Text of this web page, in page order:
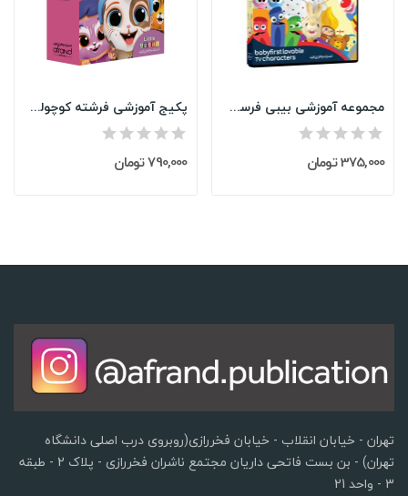
پکیج آموزشی فرشته کوچولو Little Angel
790,000 تومان
مجموعه آموزشی بیبی فرست Baby First
375,000 تومان
تهران - خیابان انقلاب - خیابان فخررازی(روبروی درب اصلی دانشگاه
تهران) - بن بست فاتحی داریان مجتمع ناشران فخررازی - پلاک 2 - طبقه
3 - واحد 21